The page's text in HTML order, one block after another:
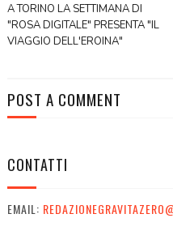
A TORINO LA SETTIMANA DI
"ROSA DIGITALE" PRESENTA "IL
VIAGGIO DELL'EROINA"
POST A COMMENT
CONTATTI
EMAIL: